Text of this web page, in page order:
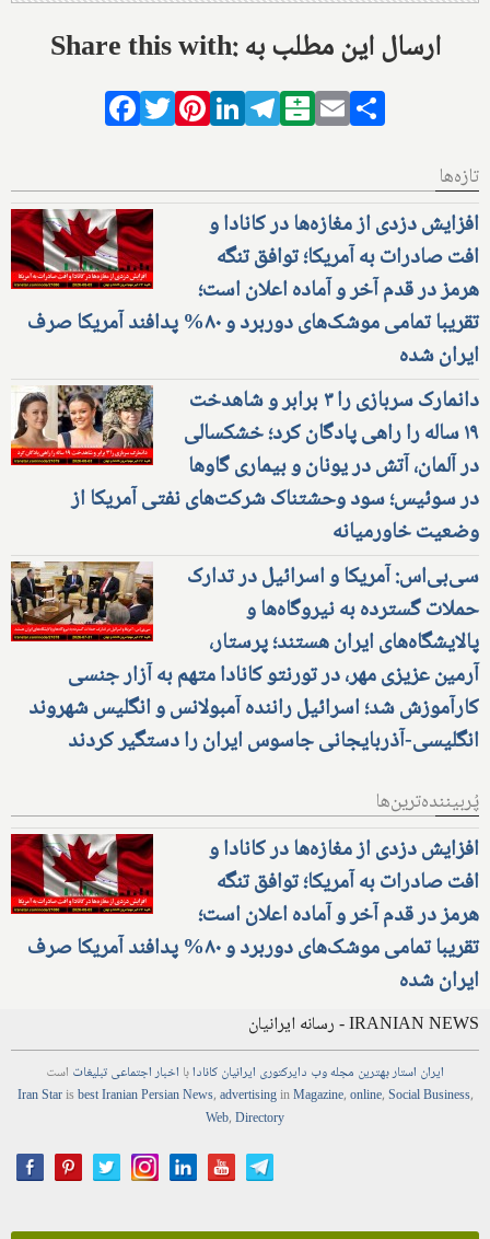
Share this with: ارسال این مطلب به
Facebook
TwitterPinterestLinkedIn
Telegram
Balatarin
Email
تازه‌ها
افزایش دزدی از مغازه‌ها در کانادا و
افت صادرات به آمریکا؛ توافق تنگه
هرمز در قدم آخر و آماده اعلان است؛
تقریبا تمامی موشک‌های دوربرد و ۸۰% پدافند آمریکا صرف
ایران شده
دانمارک سربازی را ۳ برابر و شاهدخت
۱۹ ساله را راهی پادگان کرد؛ خشکسالی
در آلمان، آتش در یونان و بیماری گاوها
در سوئیس؛ سود وحشتناک شرکت‌های نفتی آمریکا از
وضعیت خاورمیانه
سی‌بی‌اس: آمریکا و اسرائیل در تدارک
حملات گسترده به نیروگاه‌ها و
پالایشگاه‌های ایران هستند؛ پرستار،
آرمین عزیزی مهر، در تورنتو کانادا متهم به آزار جنسی
کارآموزش شد؛ اسرائیل راننده آمبولانس و انگلیس شهروند
انگلیسی-آذربایجانی جاسوس ایران را دستگیر کردند
پُربیننده‌ترین‌ها
افزایش دزدی از مغازه‌ها در کانادا و
افت صادرات به آمریکا؛ توافق تنگه
هرمز در قدم آخر و آماده اعلان است؛
تقریبا تمامی موشک‌های دوربرد و ۸۰% پدافند آمریکا صرف
ایران شده
IRANIAN NEWS - رسانه ایرانیان
ایران استاربهترین مجلهوب دایرکتوری ایرانیان کانادابا اخباراجتماعیتبلیغات است
Iran Starisbest Iranian PersianNews,advertisinginMagazine,online,Social Business,
Web,Directory